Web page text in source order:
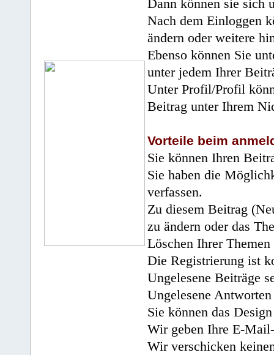
Dann können sie sich
Nach dem Einloggen
ändern oder weitere
Ebenso können Sie
unter jedem Ihrer
Unter Profil/Profil
Beitrag unter Ihrem
Vorteile beim
Sie können Ihren
Sie haben die
verfassen.
Zu diesem Beitrag
zu ändern oder das
Löschen Ihrer
Die Registrierung ist
Ungelesene Beiträge
Ungelesene
Sie können das
Wir geben Ihre E-
Wir verschicken